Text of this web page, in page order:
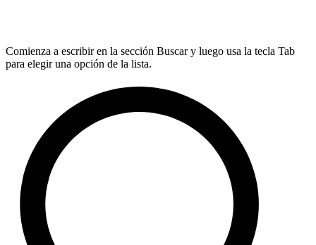
Comienza a escribir en la sección Buscar y luego usa la tecla Tab
para elegir una opción de la lista.